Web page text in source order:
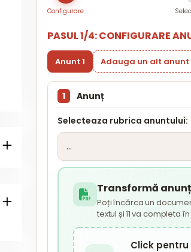
Configurare
PASUL 1/4: CONFIGURARE
Anunt 1 Adauga un alt anunt
1 Anunț
Selecteaza rubrica anuntului:
Transformă
Poți încărca un
textul și îl va completa
Click pentru